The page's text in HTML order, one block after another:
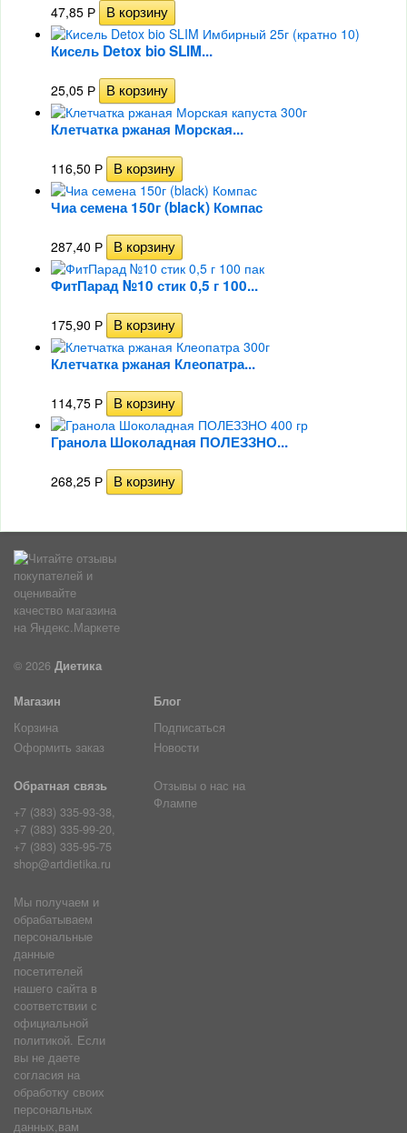
47,85 Р
Кисель Detox bio SLIM...
25,05 Р
Клетчатка ржаная Морская...
116,50 Р
Чиа семена 150г (black) Компас
287,40 Р
ФитПарад №10 стик 0,5 г 100...
175,90 Р
Клетчатка ржаная Клеопатра...
114,75 Р
Гранола Шоколадная ПОЛЕЗЗНО...
268,25 Р
© 2026 Диетика
Магазин
Корзина
Оформить заказ
Блог
Подписаться
Новости
Обратная связь
+7 (383) 335-93-38,
+7 (383) 335-99-20,
+7 (383) 335-95-75
shop@artdietika.ru
Отзывы о нас на
Флампе
Мы получаем и
обрабатываем
персональные
данные
посетителей
нашего сайта в
соответствии с
официальной
политикой. Если
вы не даете
согласия на
обработку своих
персональных
данных,вам